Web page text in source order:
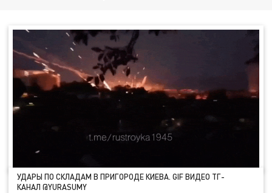
УДАРЫ ПО СКЛАДАМ В ПРИГОРОДЕ КИЕВА. GIF ВИДЕО ТГ-
КАНАЛ @YURASUMY